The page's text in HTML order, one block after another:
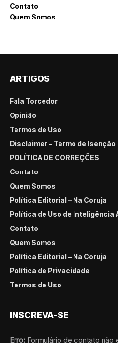
Contato
Quem Somos
ARTIGOS
Fala Torcedor
Opinião
Termos de Uso
Disclaimer – Termo de
POLÍTICA DE CORREÇÕES
Contato
Quem Somos
Política Editorial – Na Coruja
Política de Uso de Inteligência
Contato
Quem Somos
Política Editorial – Na Coruja
Política de Privacidade
Termos de Uso
INSCREVA-SE
Erro: Formulário de contato não